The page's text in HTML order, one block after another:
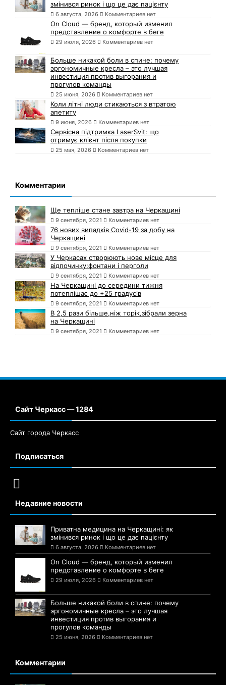
змінився ринок і що це дає пацієнту
6 августа, 2026 Комментариев нет
On Cloud — бренд, который изменил
представление о комфорте в беге
29 июля, 2026 Комментариев нет
Больше никакой боли в спине: почему
эргономичные кресла – это лучшая
инвестиция против выгорания и
прогулов команды
25 июня, 2026 Комментариев нет
Коли літні люди стикаються з втратою
апетиту
9 июня, 2026 Комментариев нет
Сервісна підтримка LaserSvit: що
отримує клієнт після покупки
25 мая, 2026 Комментариев нет
Комментарии
Ще тепліше стане завтра на Черкащині
9 сентября, 2021 Комментариев нет
76 нових випадків Covid-19 за добу на
Черкащині
9 сентября, 2021 Комментариев нет
У Черкасах створюють нове місце для
відпочинку:фонтани і перголи
9 сентября, 2021 Комментариев нет
На Черкащині до середини тижня
потеплішає до +25 градусів
9 сентября, 2021 Комментариев нет
В 2,5 рази більше,ніж торік,зібрали зерна
на Черкащині
9 сентября, 2021 Комментариев нет
Сайт Черкасс — 1284
Сайт города Черкасс
Подписаться
Недавние новости
Приватна медицина на Черкащині: як
змінився ринок і що це дає пацієнту
6 августа, 2026 Комментариев нет
On Cloud — бренд, который изменил
представление о комфорте в беге
29 июля, 2026 Комментариев нет
Больше никакой боли в спине: почему
эргономичные кресла – это лучшая
инвестиция против выгорания и
прогулов команды
25 июня, 2026 Комментариев нет
Комментарии